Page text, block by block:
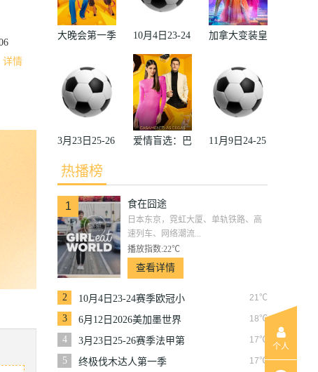
详情
大晚会第一季
10月4日23-24
赛季欧冠小组
赛第2轮那不
勒斯VS皇家
马德里
加拿大变装皇
对阵世界
2022
3月23日25-26
赛季法甲第27
轮雷恩VS梅
斯
爱情盲选：巴
11月9日24-25
轮利雅得体育
利
热播榜
1 食在囧途
日本东京，霓虹大厦、单轨铁路、高
速列车、网络潮流...
播放指数:22℃
查看详情
2 21℃
10月4日23-24赛季欧冠小
组赛第2轮那不勒斯VS皇
家马德里
3 18℃
6月12日2026美加墨世界
杯小组赛韩国VS捷克
4 17℃
3月23日25-26赛季法甲第
27轮雷恩VS梅斯
5 17℃
终极伐木达人第一季
个人